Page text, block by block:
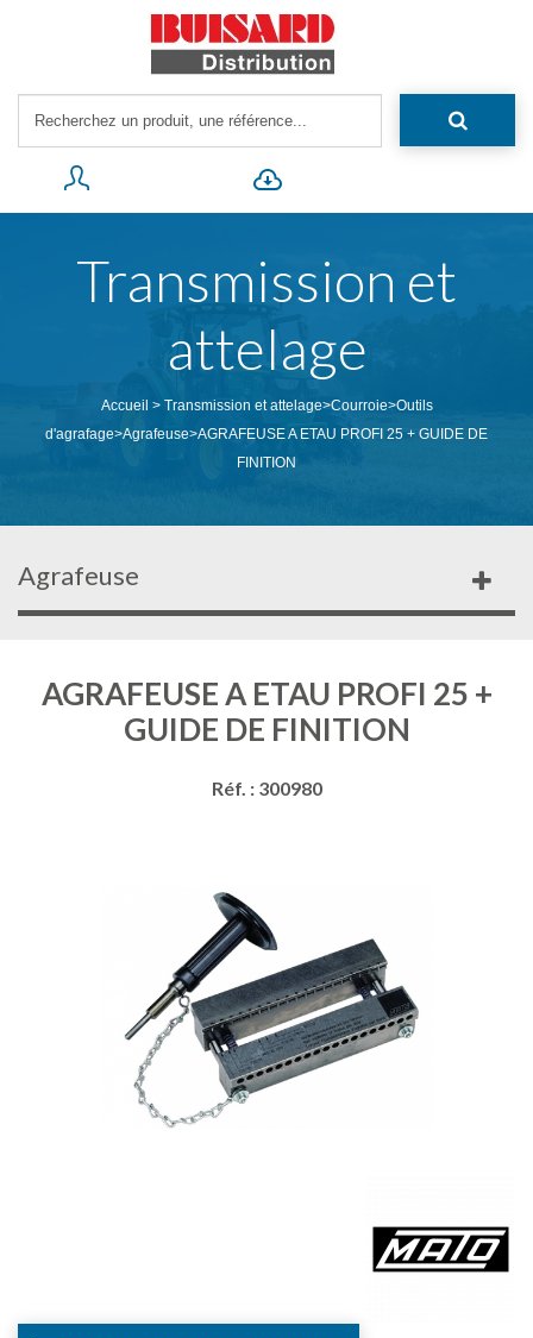
Transmission et
attelage
Accueil > Transmission et attelage>Courroie>Outils
d'agrafage>Agrafeuse>AGRAFEUSE A ETAU PROFI 25 + GUIDE DE
FINITION
Agrafeuse
AGRAFEUSE A ETAU PROFI 25 +
GUIDE DE FINITION
Réf. : 300980